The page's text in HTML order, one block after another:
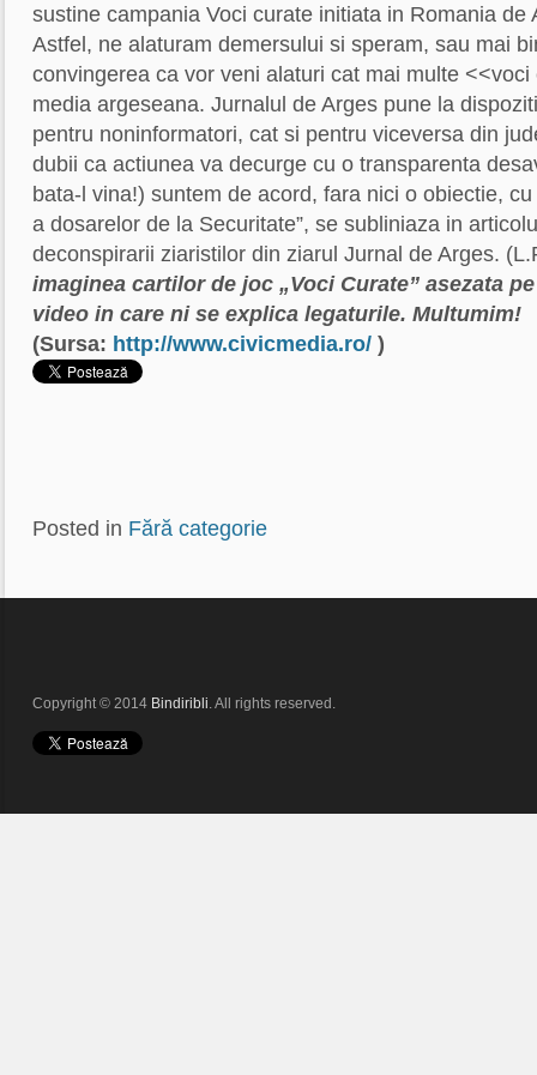
sustine campania Voci curate initiata in Romania de
Astfel, ne alaturam demersului si speram, sau mai
convingerea ca vor veni alaturi cat mai multe
media argeseana. Jurnalul de Arges pune la
pentru noninformatori, cat si pentru viceversa din
dubii ca actiunea va decurge cu o transparenta
bata-l vina!) suntem de acord, fara nici o obiectie,
a dosarelor de la Securitate”, se subliniaza in
deconspirarii ziaristilor din ziarul Jurnal de Arges.
imaginea cartilor de joc „Voci Curate” asezata
video in care ni se explica legaturile. Multumim!
(Sursa: http://www.civicmedia.ro/ )
Posted in Fără categorie
Copyright © 2014 Bindiribli. All rights reserved.